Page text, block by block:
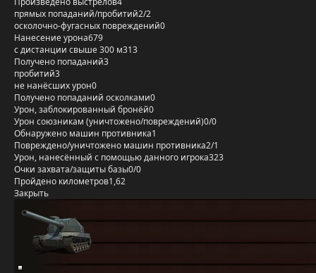
прямых попаданий/пробитий2/2
осколочно-фугасных повреждений0
Нанесение урона679
с дистанции свыше 300 м313
Получено попаданий3
пробитий3
не нанёсших урон0
Получено попаданий осколками0
Урон, заблокированный бронёй0
Урон союзникам (уничтожено/повреждений)0/0
Обнаружено машин противника1
Повреждено/уничтожено машин противника2/1
Урон, нанесённый с помощью данного игрока323
Очки захвата/защиты базы0/0
Пройдено километров1,62
Закрыть